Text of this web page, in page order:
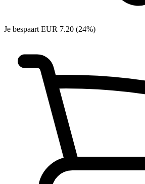
Je bespaart EUR 7.20 (24%)